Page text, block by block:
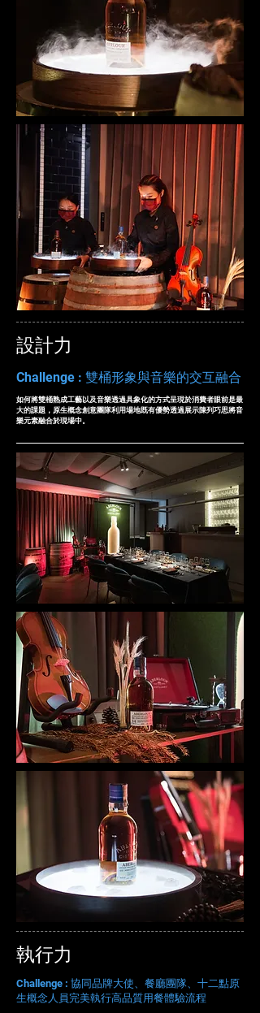
設計力
Challenge : 雙桶形象與音樂的交互融合
如何將雙桶熟成工藝以及音樂透過具象化的方式呈現於消費者眼前是最
大的課題，原生概念創意團隊利用場地既有優勢透過展示陳列巧思將音
樂元素融合於現場中。
執行力
Challenge : 協同品牌大使、餐廳團隊、十二點原
生概念人員完美執行高品質用餐體驗流程